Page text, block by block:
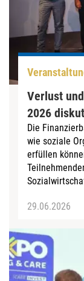
Verlust
2026
Die
wie soziale
erfüllen
29.06.2026